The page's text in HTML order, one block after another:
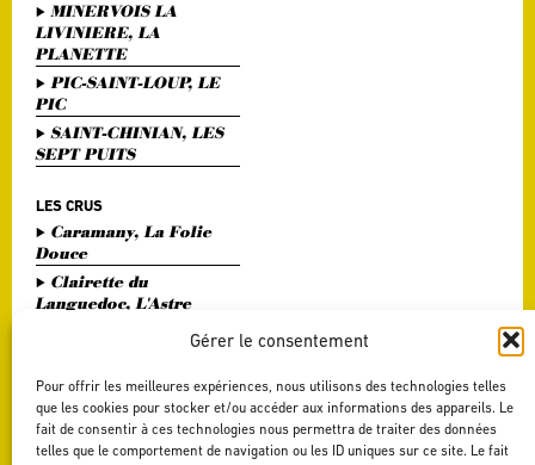
Gérer le consentement
Pour offrir les meilleures expériences, nous utilisons des technologies telles
que les cookies pour stocker et/ou accéder aux informations des appareils. Le
fait de consentir à ces technologies nous permettra de traiter des données
telles que le comportement de navigation ou les ID uniques sur ce site. Le fait
MINERVOIS LA
LIVINIERE, LA
PLANETTE
PIC-SAINT-LOUP, LE
PIC
SAINT-CHINIAN, LES
SEPT PUITS
LES CRUS
Caramany, La Folie
Douce
Clairette du
Languedoc, L'Astre
Haute Vallée de l'Orb,
Pézenas, Entre Amis
Saint Chinian, Le
Saint Festin White